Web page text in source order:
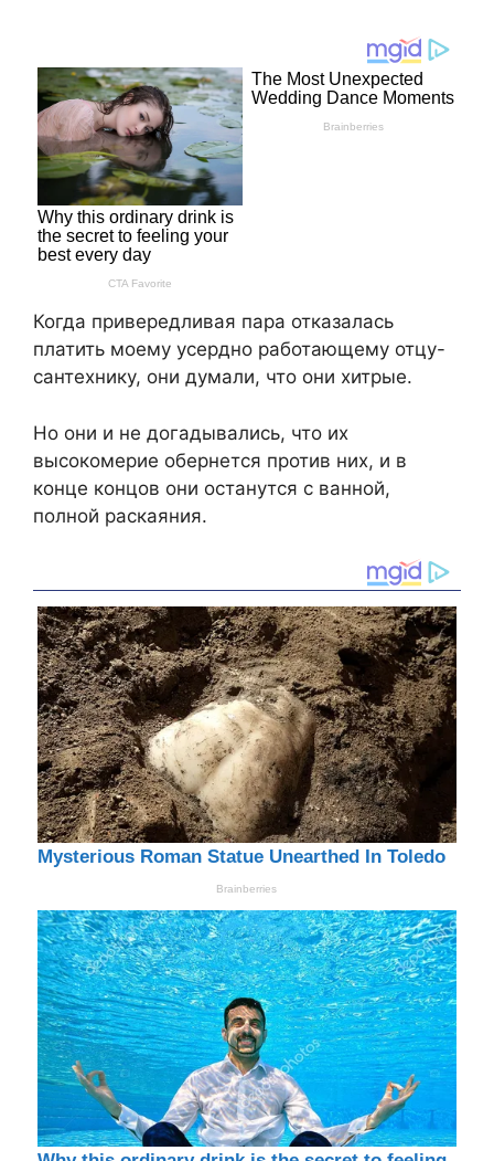
Когда привередливая пара отказалась
платить моему усердно работающему отцу-
сантехнику, они думали, что они хитрые.
Но они и не догадывались, что их
высокомерие обернется против них, и в
конце концов они останутся с ванной,
полной раскаяния.